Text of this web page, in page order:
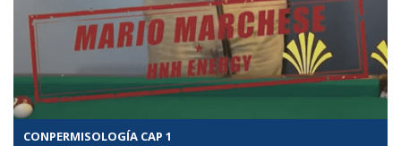
CONPERMISOLOGÍA CAP 1